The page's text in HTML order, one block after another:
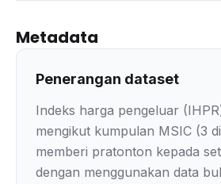
Metadata
Penerangan dataset
Indeks harga pengeluar
mengikut kumpulan MSIC (3
memberi pratonton kepada
dengan menggunakan data